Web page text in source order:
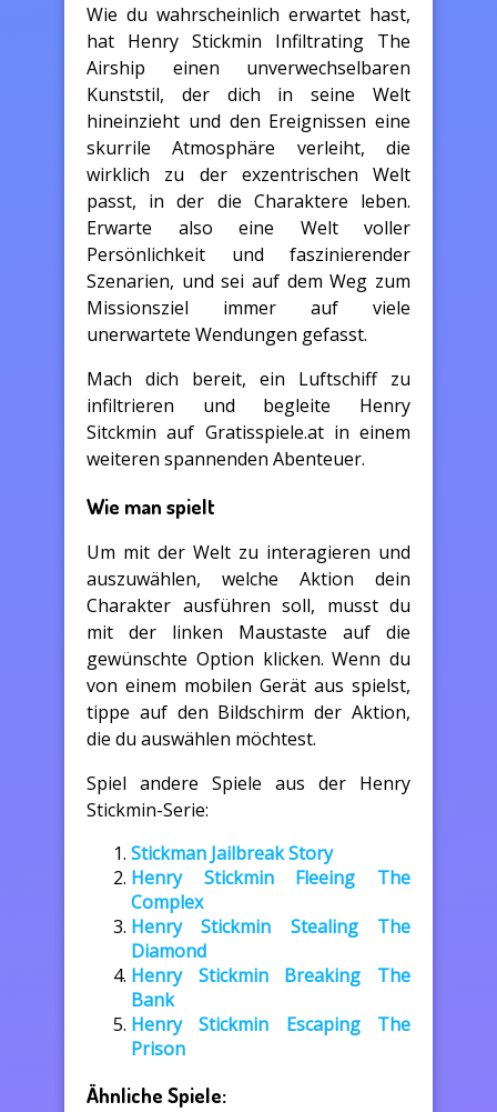
Wie du wahrscheinlich erwartet hast,
hat Henry Stickmin Infiltrating The
Airship einen unverwechselbaren
Kunststil, der dich in seine Welt
hineinzieht und den Ereignissen eine
skurrile Atmosphäre verleiht, die
wirklich zu der exzentrischen Welt
passt, in der die Charaktere leben.
Erwarte also eine Welt voller
Persönlichkeit und faszinierender
Szenarien, und sei auf dem Weg zum
Missionsziel immer auf viele
unerwartete Wendungen gefasst.
Mach dich bereit, ein Luftschiff zu
infiltrieren und begleite Henry
Sitckmin auf Gratisspiele.at in einem
weiteren spannenden Abenteuer.
Wie man spielt
Um mit der Welt zu interagieren und
auszuwählen, welche Aktion dein
Charakter ausführen soll, musst du
mit der linken Maustaste auf die
gewünschte Option klicken. Wenn du
von einem mobilen Gerät aus spielst,
tippe auf den Bildschirm der Aktion,
die du auswählen möchtest.
Spiel andere Spiele aus der Henry
Stickmin-Serie:
Stickman Jailbreak Story
Henry Stickmin Fleeing The
Complex
Henry Stickmin Stealing The
Diamond
Henry Stickmin Breaking The
Bank
Henry Stickmin Escaping The
Prison
Ähnliche Spiele: